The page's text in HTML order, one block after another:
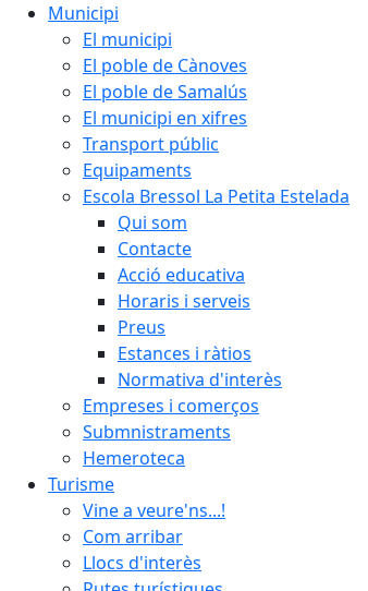
Municipi
El municipi
El poble de Cànoves
El poble de Samalús
El municipi en xifres
Transport públic
Equipaments
Escola Bressol La Petita Estelada
Qui som
Contacte
Acció educativa
Horaris i serveis
Preus
Estances i ràtios
Normativa d'interès
Empreses i comerços
Submnistraments
Hemeroteca
Turisme
Vine a veure'ns...!
Com arribar
Llocs d'interès